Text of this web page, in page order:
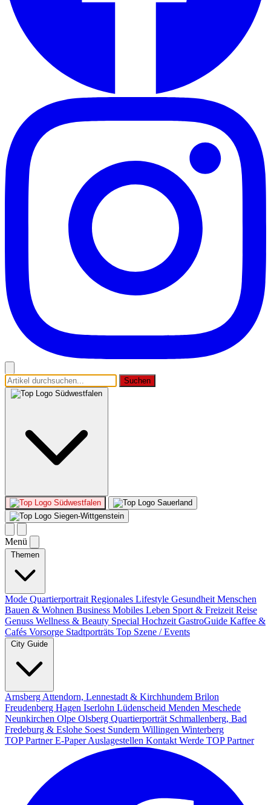
Suchen
Südwestfalen
Südwestfalen
Sauerland
Siegen-Wittgenstein
Menü
Themen
Mode Quartierportrait Regionales Lifestyle Gesundheit Menschen
Bauen & Wohnen Business Mobiles Leben Sport & Freizeit Reise
Genuss Wellness & Beauty Special Hochzeit GastroGuide Kaffee &
Cafés Vorsorge Stadtporträts Top Szene / Events
City Guide
Arnsberg Attendorn, Lennestadt & Kirchhundem Brilon
Freudenberg Hagen Iserlohn Lüdenscheid Menden Meschede
Neunkirchen Olpe Olsberg Quartierporträt Schmallenberg, Bad
Fredeburg & Eslohe Soest Sundern Willingen Winterberg
TOP PartnerE-PaperAuslagestellen Kontakt Werde TOP Partner